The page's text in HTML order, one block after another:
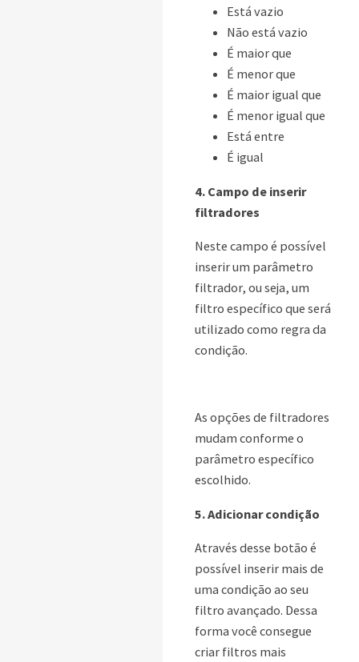
Está vazio
Não está vazio
É maior que
É menor que
É maior igual que
É menor igual que
Está entre
É igual
4. Campo de inserir
filtradores
Neste campo é possível
inserir um parâmetro
filtrador, ou seja, um
filtro específico que será
utilizado como regra da
condição.
As opções de filtradores
mudam conforme o
parâmetro específico
escolhido.
5. Adicionar condição
Através desse botão é
possível inserir mais de
uma condição ao seu
filtro avançado. Dessa
forma você consegue
criar filtros mais